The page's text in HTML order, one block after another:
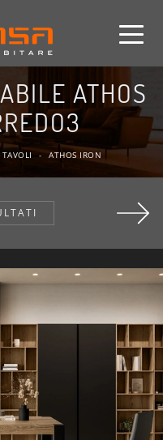
ATHOS
TAVOLI - ATHOS IRON